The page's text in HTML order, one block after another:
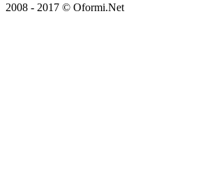
2008 - 2017 © Oformi.Net